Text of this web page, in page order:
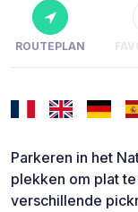
ROUTEPLAN
Parkeren in het
plekken om plat
verschillende